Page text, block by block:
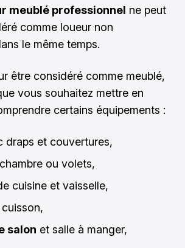
meublé professionnel ne peut
comme loueur non
le même temps.
être considéré comme meublé,
vous souhaitez mettre en
certains équipements :
draps et couvertures,
ou volets,
cuisine et vaisselle,
salon et salle à manger,